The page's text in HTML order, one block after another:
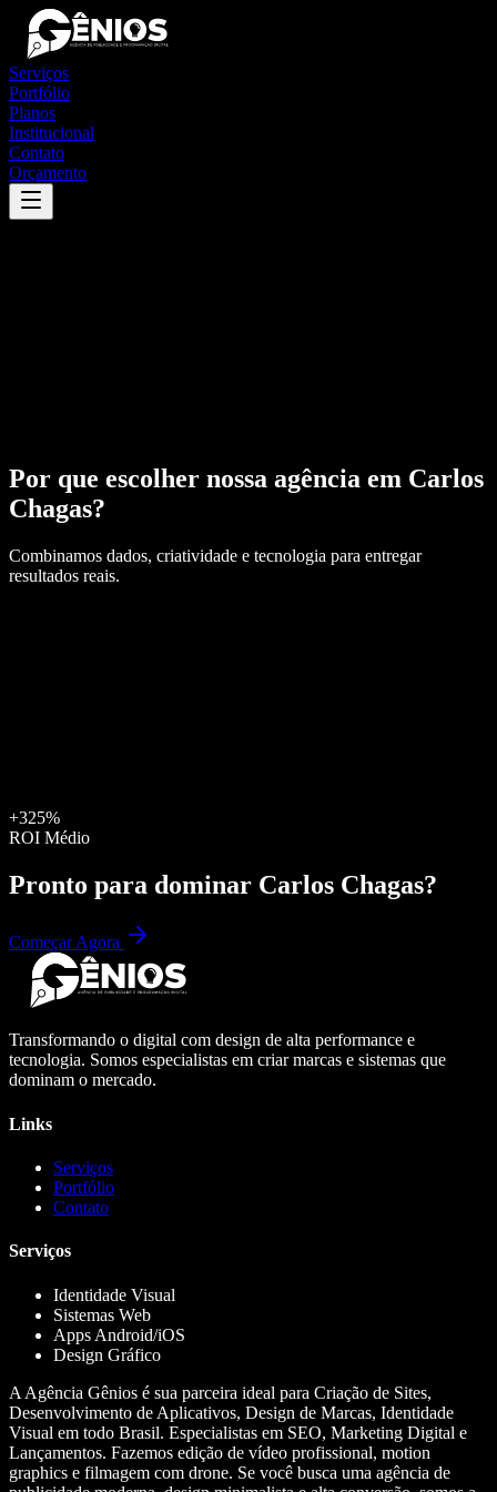
Serviços
Portfólio
Planos
Institucional
Contato
Orçamento
Por que escolher nossa agência em Carlos
Chagas?
Combinamos dados, criatividade e tecnologia para entregar
resultados reais.
+325%
ROI Médio
Pronto para dominar Carlos Chagas?
Começar Agora
Transformando o digital com design de alta performance e
tecnologia. Somos especialistas em criar marcas e sistemas que
dominam o mercado.
Links
Serviços
Portfólio
Contato
Serviços
Identidade Visual
Sistemas Web
Apps Android/iOS
Design Gráfico
A Agência Gênios é sua parceira ideal para Criação de Sites,
Desenvolvimento de Aplicativos, Design de Marcas, Identidade
Visual em todo Brasil. Especialistas em SEO, Marketing Digital e
Lançamentos. Fazemos edição de vídeo profissional, motion
graphics e filmagem com drone. Se você busca uma agência de